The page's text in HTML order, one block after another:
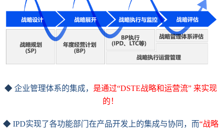
◆企业管理体系的集成， 是通过“DSTE战略和运营流” 来实现
的！
◆ IPD实现了各功能部门在产品开发上的集成与协同，而“战略